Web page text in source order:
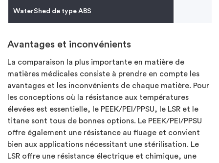
WaterShed de type ABS
Avantages et inconvénients
La comparaison la plus importante en matière de
matières médicales consiste à prendre en compte les
avantages et les inconvénients de chaque matière. Pour
les conceptions où la résistance aux températures
élevées est essentielle, le PEEK/PEI/PPSU, le LSR et le
titane sont tous de bonnes options. Le PEEK/PEI/PPSU
offre également une résistance au fluage et convient
bien aux applications nécessitant une stérilisation. Le
LSR offre une résistance électrique et chimique, une